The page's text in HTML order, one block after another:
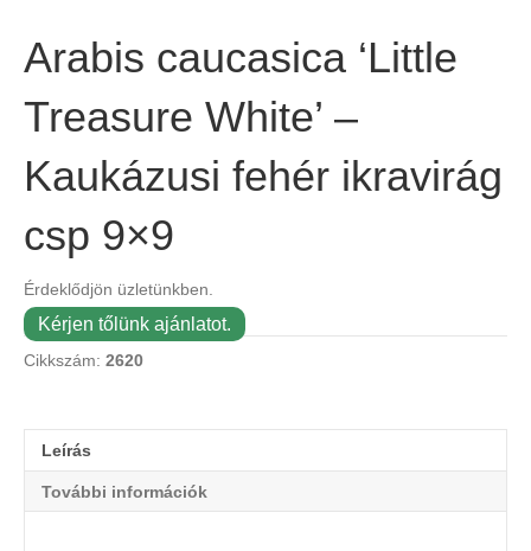
Arabis caucasica ‘Little
Treasure White’ –
Kaukázusi fehér ikravirág
csp 9×9
Érdeklődjön üzletünkben.
Kérjen tőlünk ajánlatot.
Cikkszám: 2620
Leírás
További információk